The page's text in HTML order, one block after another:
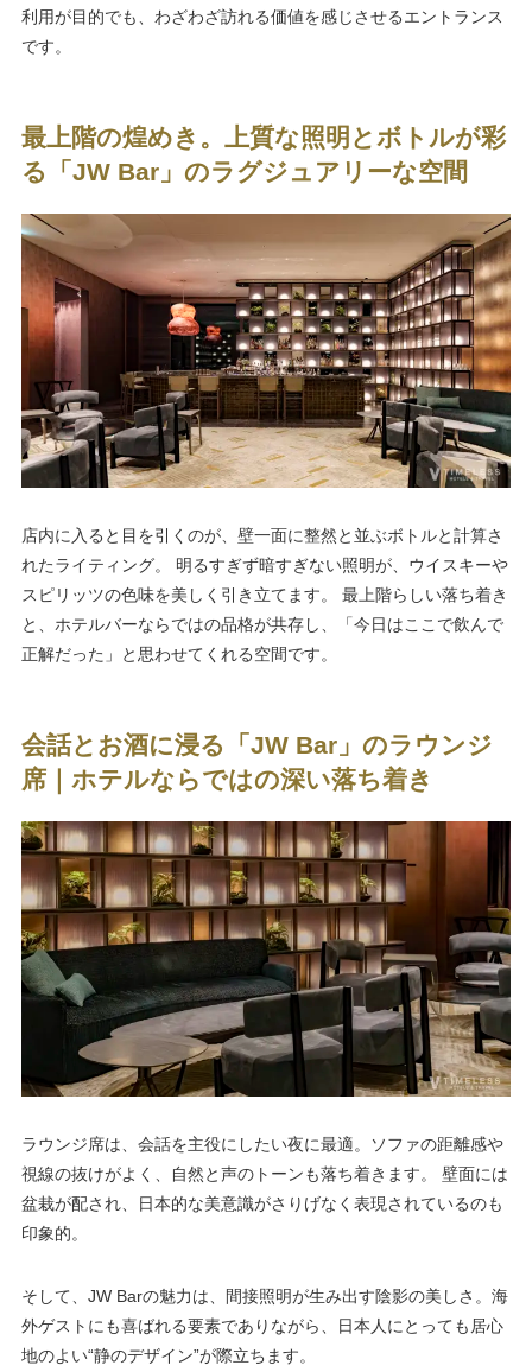
利用が目的でも、わざわざ訪れる価値を感じさせるエントランス
です。
最上階の煌めき。上質な照明とボトルが彩
る「JW Bar」のラグジュアリーな空間
店内に入ると目を引くのが、壁一面に整然と並ぶボトルと計算さ
れたライティング。 明るすぎず暗すぎない照明が、ウイスキーや
スピリッツの色味を美しく引き立てます。 最上階らしい落ち着き
と、ホテルバーならではの品格が共存し、「今日はここで飲んで
正解だった」と思わせてくれる空間です。
会話とお酒に浸る「JW Bar」のラウンジ
席｜ホテルならではの深い落ち着き
ラウンジ席は、会話を主役にしたい夜に最適。ソファの距離感や
視線の抜けがよく、自然と声のトーンも落ち着きます。 壁面には
盆栽が配され、日本的な美意識がさりげなく表現されているのも
印象的。
そして、JW Barの魅力は、間接照明が生み出す陰影の美しさ。海
外ゲストにも喜ばれる要素でありながら、日本人にとっても居心
地のよい“静のデザイン”が際立ちます。